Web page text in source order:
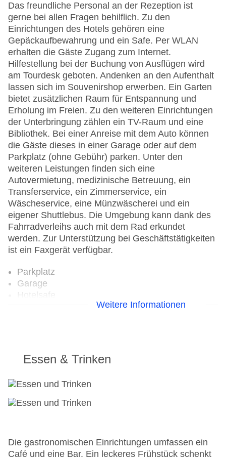
Das freundliche Personal an der Rezeption ist
gerne bei allen Fragen behilflich. Zu den
Einrichtungen des Hotels gehören eine
Gepäckaufbewahrung und ein Safe. Per WLAN
erhalten die Gäste Zugang zum Internet.
Hilfestellung bei der Buchung von Ausflügen wird
am Tourdesk geboten. Andenken an den Aufenthalt
lassen sich im Souvenirshop erwerben. Ein Garten
bietet zusätzlichen Raum für Entspannung und
Erholung im Freien. Zu den weiteren Einrichtungen
der Unterbringung zählen ein TV-Raum und eine
Bibliothek. Bei einer Anreise mit dem Auto können
die Gäste dieses in einer Garage oder auf dem
Parkplatz (ohne Gebühr) parken. Unter den
weiteren Leistungen finden sich eine
Autovermietung, medizinische Betreuung, ein
Transferservice, ein Zimmerservice, ein
Wäscheservice, eine Münzwäscherei und ein
eigener Shuttlebus. Die Umgebung kann dank des
Fahrradverleihs auch mit dem Rad erkundet
werden. Zur Unterstützung bei Geschäftstätigkeiten
ist ein Faxgerät verfügbar.
Parkplatz
Garage
Hotelsafe
WLAN/WiFi im Hotel
Landeskategorie: 2 Sterne
Weitere Informationen
Essen & Trinken
Die gastronomischen Einrichtungen umfassen ein
Café und eine Bar. Ein leckeres Frühstück schenkt